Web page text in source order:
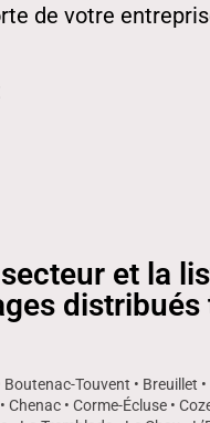
de votre
et la
distribués
Boutenac-Touvent • Breuillet
• Corme-Écluse •